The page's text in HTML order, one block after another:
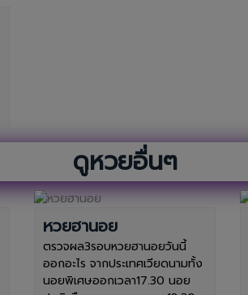
ดูหวยอื่นๆ
หวยฮานอย
ตรวจผล3รอบหวยฮานอยวันนี้
ออกอะไร จากประเทศเวียดนามทั้ง
นอยพิเศษออกเวลา17.30 นอย